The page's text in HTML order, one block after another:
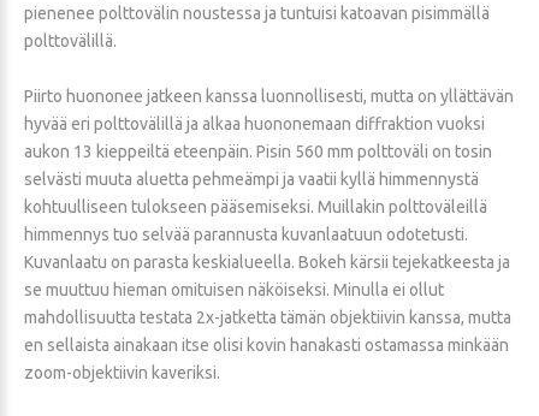
pienenee polttovälin noustessa ja tuntuisi katoavan pisimmällä
polttovälillä.
Piirto huononee jatkeen kanssa luonnollisesti, mutta on yllättävän
hyvää eri polttovälillä ja alkaa huononemaan diffraktion vuoksi
aukon 13 kieppeiltä eteenpäin. Pisin 560 mm polttoväli on tosin
selvästi muuta aluetta pehmeämpi ja vaatii kyllä himmennystä
kohtuulliseen tulokseen pääsemiseksi. Muillakin polttoväleillä
himmennys tuo selvää parannusta kuvanlaatuun odotetusti.
Kuvanlaatu on parasta keskialueella. Bokeh kärsii tejekatkeesta ja
se muuttuu hieman omituisen näköiseksi. Minulla ei ollut
mahdollisuutta testata 2x-jatketta tämän objektiivin kanssa, mutta
en sellaista ainakaan itse olisi kovin hanakasti ostamassa minkään
zoom-objektiivin kaveriksi.